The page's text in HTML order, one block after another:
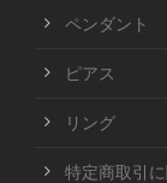
ペンダント
ピアス
リング
特定商取引